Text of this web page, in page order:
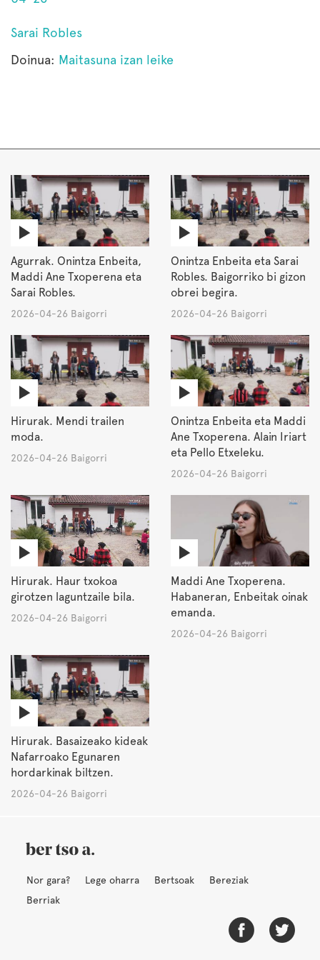
Sarai Robles
Doinua: Maitasuna izan leike
Agurrak. Onintza Enbeita,
Maddi Ane Txoperena eta
Sarai Robles.
2026-04-26 Baigorri
Onintza Enbeita eta Sarai
Robles. Baigorriko bi gizon
obrei begira.
2026-04-26 Baigorri
Hirurak. Mendi trailen
moda.
2026-04-26 Baigorri
Onintza Enbeita eta Maddi
Ane Txoperena. Alain Iriart
eta Pello Etxeleku.
2026-04-26 Baigorri
Hirurak. Haur txokoa
girotzen laguntzaile bila.
2026-04-26 Baigorri
Maddi Ane Txoperena.
Habaneran, Enbeitak oinak
emanda.
2026-04-26 Baigorri
Hirurak. Basaizeako kideak
Nafarroako Egunaren
hordarkinak biltzen.
2026-04-26 Baigorri
Nor gara? Lege oharra Bertsoak
Bereziak
Berriak